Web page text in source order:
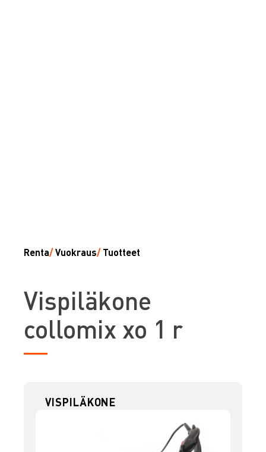
Renta/Vuokraus/ Tuotteet
Vispiläkone
collomix xo 1 r
VISPILÄKONE